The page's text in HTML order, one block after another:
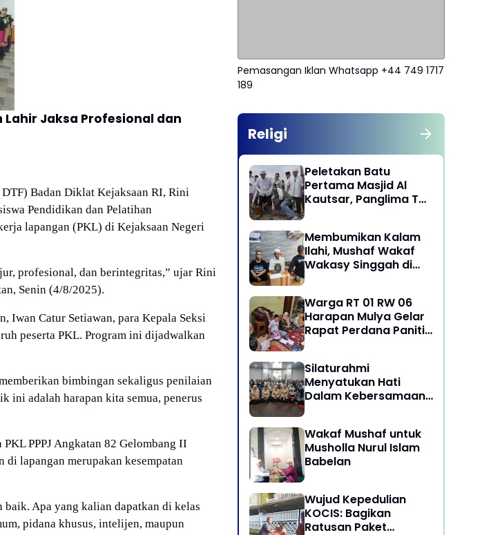
Lahir Jaksa Profesional dan
Badan Diklat Kejaksaan RI, Rini
Pendidikan dan Pelatihan
lapangan (PKL) di Kejaksaan Negeri
profesional, dan berintegritas,” ujar Rini
Senin (4/8/2025).
Iwan Catur Setiawan, para Kepala Seksi
peserta PKL. Program ini dijadwalkan
bimbingan sekaligus penilaian
ini adalah harapan kita semua, penerus
PPPJ Angkatan 82 Gelombang II
di lapangan merupakan kesempatan
baik. Apa yang kalian dapatkan di kelas
pidana khusus, intelijen, maupun
Pemasangan Iklan Whatsapp +44 749 1717
189
Religi
Peletakan Batu
Pertama Masjid Al
Kautsar, Panglima TNI
Kebersamaan
Masyarakat
Membumikan Kalam
Ilahi, Mushaf Wakaf
Wakasy Singgah di
Barat
Warga RT 01 RW 06
Harapan Mulya Gelar
Rapat Perdana Panitia
Silaturahmi
Menyatukan Hati
Dalam Kebersamaan
Ekonomi Kreatif
Provinsi DKI Jakarta
Wakaf Mushaf untuk
Musholla Nurul Islam
Babelan
Wujud Kepedulian
KOCIS: Bagikan
Ratusan Paket